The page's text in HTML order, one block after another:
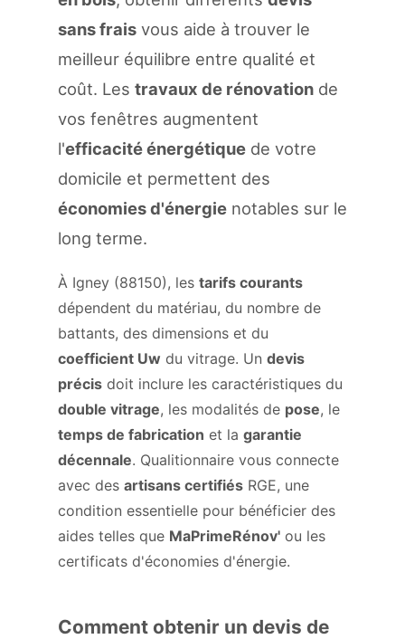
sans frais vous aide à trouver le
meilleur équilibre entre qualité et
coût. Les travaux de rénovation de
vos fenêtres augmentent
l'efficacité énergétique de votre
domicile et permettent des
économies d'énergie notables sur le
long terme.
À Igney (88150), les tarifs courants
dépendent du matériau, du nombre de
battants, des dimensions et du
coefficient Uw du vitrage. Un devis
précis doit inclure les caractéristiques du
double vitrage, les modalités de pose, le
temps de fabrication et la garantie
décennale. Qualitionnaire vous connecte
avec des artisans certifiés RGE, une
condition essentielle pour bénéficier des
aides telles que MaPrimeRénov' ou les
certificats d'économies d'énergie.
Comment obtenir un devis de